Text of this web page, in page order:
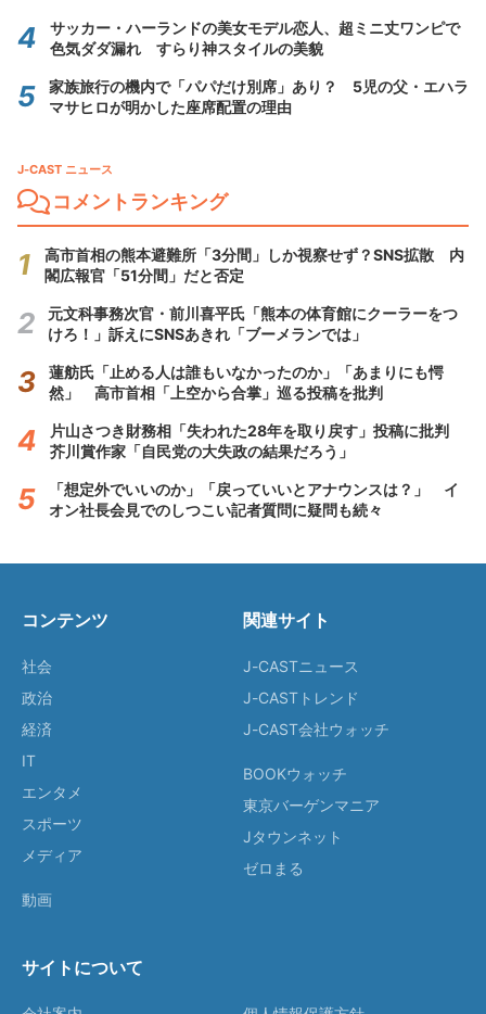
サッカー・ハーランドの美女モデル恋人、超ミニ丈ワンピで
色気ダダ漏れ すらり神スタイルの美貌
家族旅行の機内で「パパだけ別席」あり？ 5児の父・エハラ
マサヒロが明かした座席配置の理由
J-CAST ニュース
コメントランキング
高市首相の熊本避難所「3分間」しか視察せず？SNS拡散 内
閣広報官「51分間」だと否定
元文科事務次官・前川喜平氏「熊本の体育館にクーラーをつ
けろ！」訴えにSNSあきれ「ブーメランでは」
蓮舫氏「止める人は誰もいなかったのか」「あまりにも愕
然」 高市首相「上空から合掌」巡る投稿を批判
片山さつき財務相「失われた28年を取り戻す」投稿に批判
芥川賞作家「自民党の大失政の結果だろう」
「想定外でいいのか」「戻っていいとアナウンスは？」 イ
オン社長会見でのしつこい記者質問に疑問も続々
コンテンツ
社会
政治
経済
IT
エンタメ
スポーツ
メディア
動画
関連サイト
J-CASTニュース
J-CASTトレンド
J-CAST会社ウォッチ
BOOKウォッチ
東京バーゲンマニア
Jタウンネット
ゼロまる
サイトについて